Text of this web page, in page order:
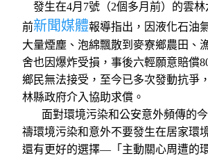
發生在4月7號（2個多月前）的雲林
前新聞媒體報導指出，因液化石油
大量煙塵、泡綿飄散到麥寮鄉農田、
舍也因爆炸受損，事後六輕願意賠償
鄉民無法接受，至今已多次發動抗爭
林縣政府介入協助求償。
面對環境污染和公安意外頻傳的今
禱環境污染和意外不要發生在居家環
還有更好的選擇—「主動關心周遭的